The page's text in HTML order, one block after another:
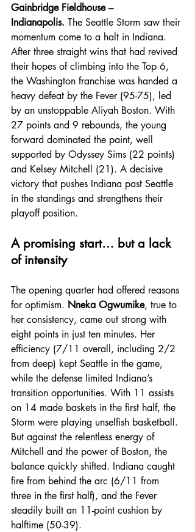
Gainbridge Fieldhouse –
Indianapolis. The Seattle Storm saw their
momentum come to a halt in Indiana.
After three straight wins that had revived
their hopes of climbing into the Top 6,
the Washington franchise was handed a
heavy defeat by the Fever (95-75), led
by an unstoppable Aliyah Boston. With
27 points and 9 rebounds, the young
forward dominated the paint, well
supported by Odyssey Sims (22 points)
and Kelsey Mitchell (21). A decisive
victory that pushes Indiana past Seattle
in the standings and strengthens their
playoff position.
A promising start… but a lack
of intensity
The opening quarter had offered reasons
for optimism. Nneka Ogwumike, true to
her consistency, came out strong with
eight points in just ten minutes. Her
efficiency (7/11 overall, including 2/2
from deep) kept Seattle in the game,
while the defense limited Indiana’s
transition opportunities. With 11 assists
on 14 made baskets in the first half, the
Storm were playing unselfish basketball.
But against the relentless energy of
Mitchell and the power of Boston, the
balance quickly shifted. Indiana caught
fire from behind the arc (6/11 from
three in the first half), and the Fever
steadily built an 11-point cushion by
halftime (50-39).